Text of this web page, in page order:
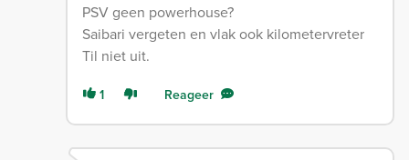
PSV geen powerhouse?
Saibari vergeten en vlak ook kilometervreter
Til niet uit.
1 Reageer